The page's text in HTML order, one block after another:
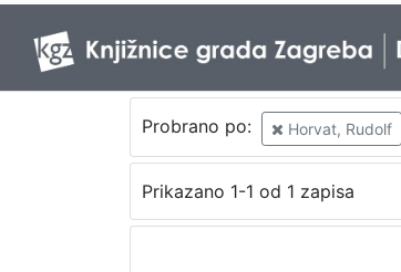
Probrano po: Horvat, Rudolf
Prikazano 1-1 od 1 zapisa